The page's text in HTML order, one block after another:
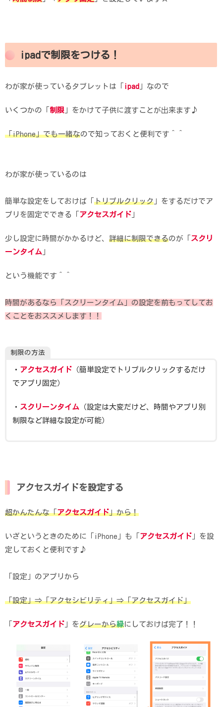
ipadで制限をつける！
わが家が使っているタブレットは「 ipad 」なので
いくつかの「 制限 」をかけて子供に渡すことが出来ます♪
「iPhone」でも一緒なので知っておくと便利です＾＾
わが家が使っているのは
簡単な設定をしておけば「 トリプルクリック 」をするだけでア
プリを固定でできる「 アクセスガイド 」
少し設定に時間がかかるけど、 詳細に制限できるのが「
スクリ
ーンタイム 」
という機能です＾＾
時間があるなら「スクリーンタイム」の設定を前もってしてお
くことをおススメします！！
制限の方法
・ アクセスガイド （簡単設定でトリプルクリックするだけ
でアプリ固定）
・ スクリーンタイム （設定は大変だけど、時間やアプリ別
制限など詳細な設定が可能）
アクセスガイドを設定する
超かんたんな「アクセスガイド」から！
いざというときのために「iPhone」も「 アクセスガイド 」を設
定しておくと便利です♪
「設定」のアプリから
「設定」⇒「アクセシビリティ」⇒「アクセスガイド」
アクセスガイド 」をグレーから緑にしておけば完了！！